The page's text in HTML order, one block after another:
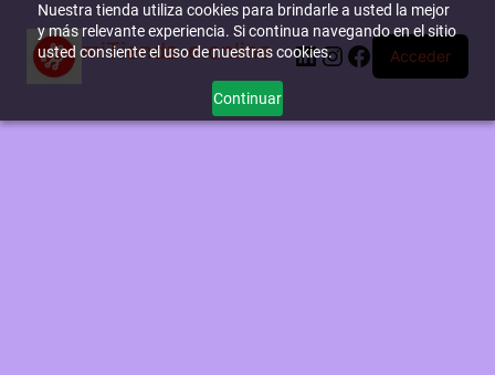
Nuestra tienda utiliza cookies para brindarle a usted la mejor
y más relevante experiencia. Si continua navegando en el sitio
usted consiente el uso de nuestras cookies.
Continuar
miTienda-e.online LinkedIn
Instagram
Facebook
Acceder